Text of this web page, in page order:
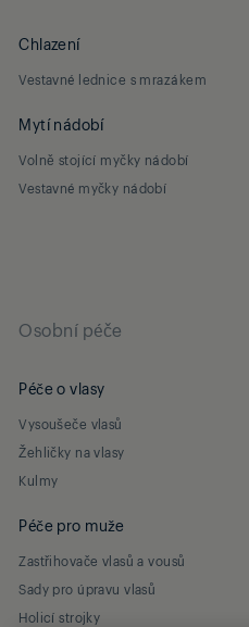
Chlazení
Vestavné lednice s mrazákem
Mytí nádobí
Volně stojící myčky nádobí
Vestavné myčky nádobí
Osobní péče
Péče o vlasy
Vysoušeče vlasů
Žehličky na vlasy
Kulmy
Péče pro muže
Zastřihovače vlasů a vousů
Sady pro úpravu vlasů
Holicí strojky